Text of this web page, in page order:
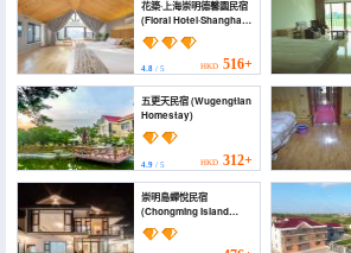
花築·上海崇明德馨園民宿
(Floral Hotel·Shanghai
Dexinyuan Hotel)
4.8 / 5 HKD 516+
五更天民宿 (Wugengtian
Homestay)
4.9 / 5 HKD 312+
崇明島蟬悅民宿
(Chongming Island
Chanyue Homestay)